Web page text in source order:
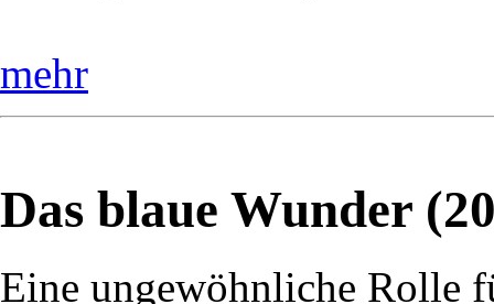
mehr
Das blaue Wunder
Eine ungewöhnliche Rolle